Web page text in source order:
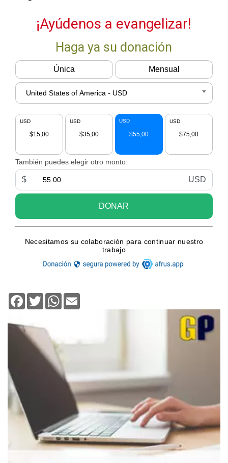
Facebook
TwitterWhatsApp